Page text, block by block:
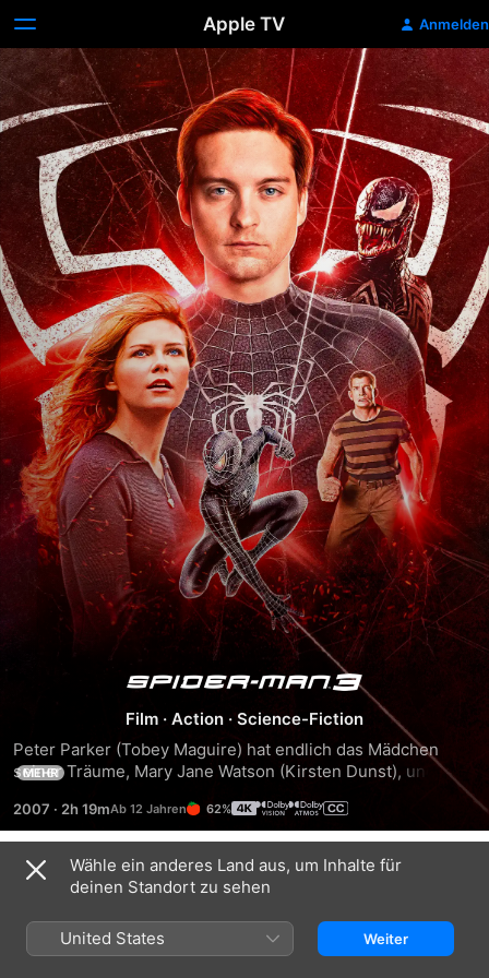
Apple TV Anmelden
Spider-
Man
3
Film · Action · Science-Fiction
Peter Parker (Tobey Maguire) hat endlich das Mädchen
seiner Träume, Mary Jane Watson (Kirsten Dunst), und New
seltsamer Alien-Symbiont seinen Spider-Man-Anzug
schwarz färbt, kommen seine dunkelsten Dämonen ans
Licht und verändern Spider-Man von Innen als auch Außen.
Spider-Man kämpft den Kampf seines Lebens gegen eine
MEHR
2007 · 2h 19m 62%
Ähnlich
Amazing
Spider-
Wähle ein anderes Land aus, um Inhalte für
deinen Standort zu sehen
United States Weiter